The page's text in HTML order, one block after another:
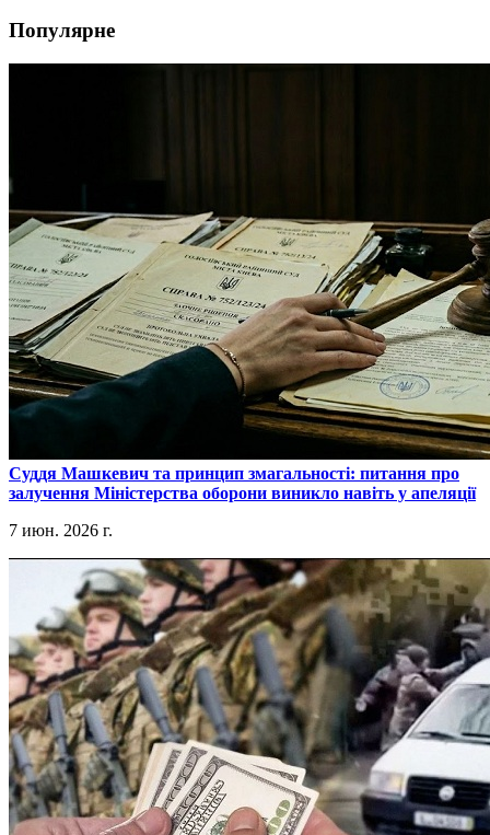
Популярне
​Суддя Машкевич та принцип змагальності: питання про
залучення Міністерства оборони виникло навіть у апеляції
7 июн. 2026 г.